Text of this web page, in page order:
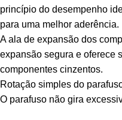
princípio do desempenho
para uma melhor aderência.
A ala de expansão dos
expansão segura e oferece
componentes cinzentos.
Rotação simples do
O parafuso não gira